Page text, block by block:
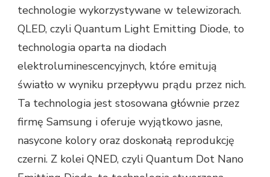
technologie wykorzystywane w telewizorach.
QLED, czyli Quantum Light Emitting Diode, to
technologia oparta na diodach
elektroluminescencyjnych, które emitują
światło w wyniku przepływu prądu przez nich.
Ta technologia jest stosowana głównie przez
firmę Samsung i oferuje wyjątkowo jasne,
nasycone kolory oraz doskonałą reprodukcję
czerni. Z kolei QNED, czyli Quantum Dot Nano